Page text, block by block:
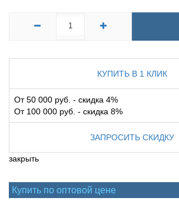
КУПИТЬ В 1 КЛИК
От 50 000 руб. - скидка 4%
От 100 000 руб. - скидка 8%
ЗАПРОСИТЬ СКИДКУ
закрыть
Купить по оптовой цене